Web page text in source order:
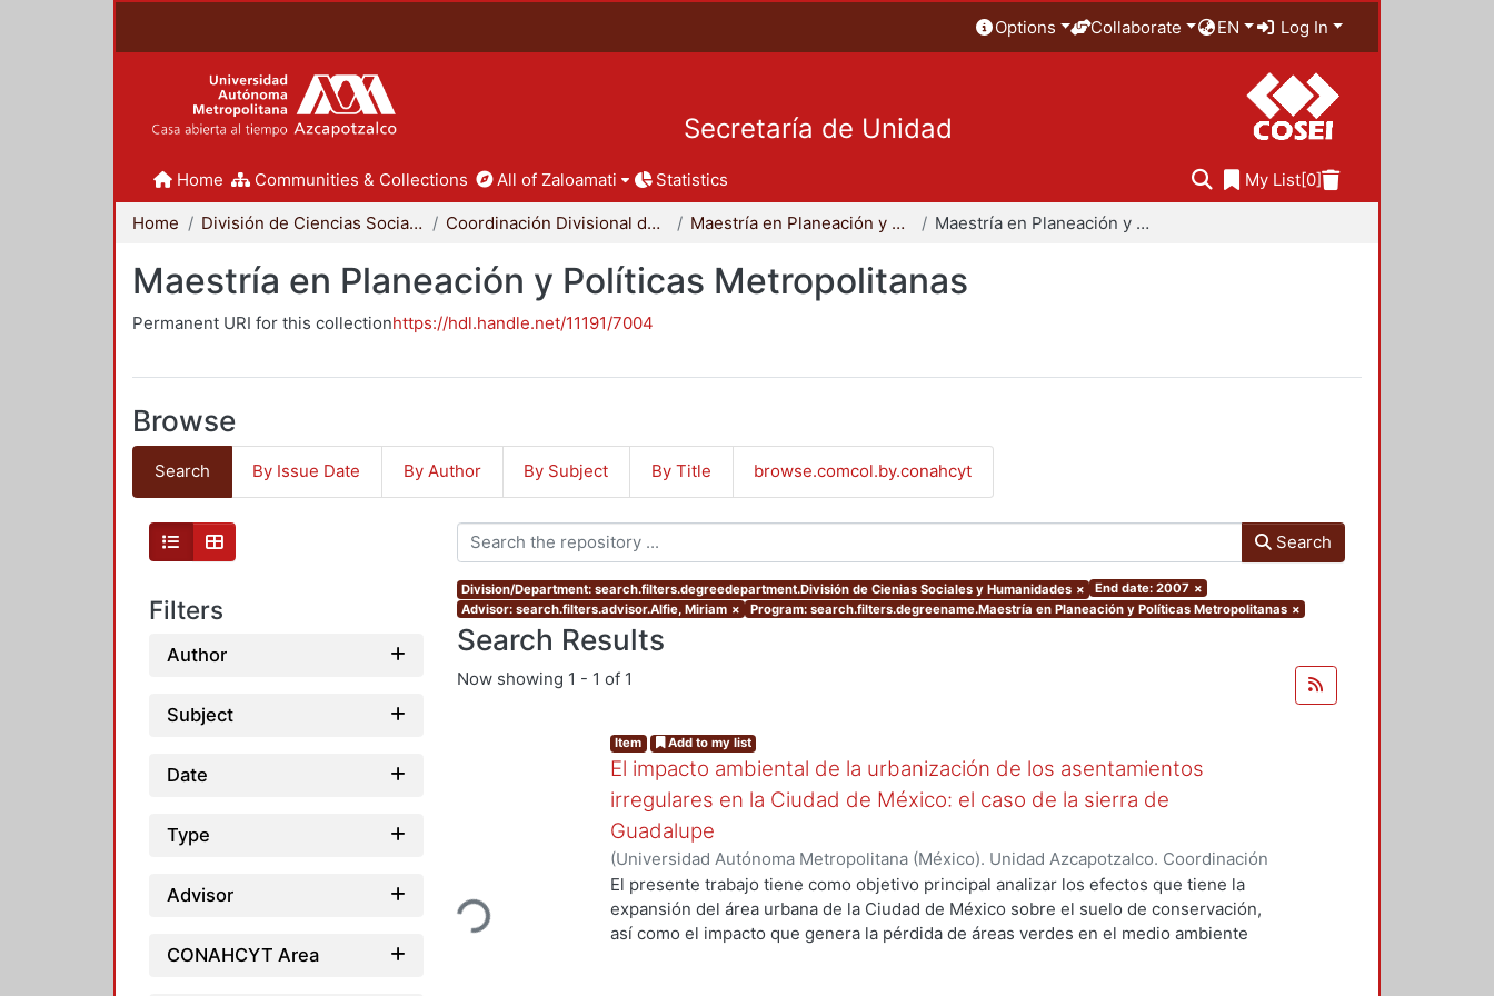
Options Collaborate EN Log In
Secretaría de Unidad
Home Communities & Collections All of Zaloamati Statistics My List[0]
Home División de Ciencias Sociales y Humanidades Coordinación Divisional de Posgrado Maestría en Planeación y Políticas Metropolitanas Maestría en Planeación y Políticas Metropolitanas
Maestría en Planeación y Políticas Metropolitanas
Permanent URI for this collectionhttps://hdl.handle.net/11191/7004
Browse
Search By Issue Date By Author By Subject By Title browse.comcol.by.conahcyt
Filters
Author
Subject
Date
Type
Advisor
CONAHCYT Area
Search
Division/Department: search.filters.degreedepartment.División de Cienias Sociales y Humanidades × End date: 2007 ×
Advisor: search.filters.advisor.Alfie, Miriam × Program: search.filters.degreename.Maestría en Planeación y Políticas Metropolitanas ×
Search Results
Now showing 1 - 1 of 1
Loading...
Item Add to my list
El impacto ambiental de la urbanización de los asentamientos
irregulares en la Ciudad de México: el caso de la sierra de
Guadalupe
(Universidad Autónoma Metropolitana (México). Unidad Azcapotzalco. Coordinación
de Servicios de Información.,2007-07) Cueto Mújica, Francisco Antonio
El presente trabajo tiene como objetivo principal analizar los efectos que tiene la
expansión del área urbana de la Ciudad de México sobre el suelo de conservación,
así como el impacto que genera la pérdida de áreas verdes en el medio ambiente